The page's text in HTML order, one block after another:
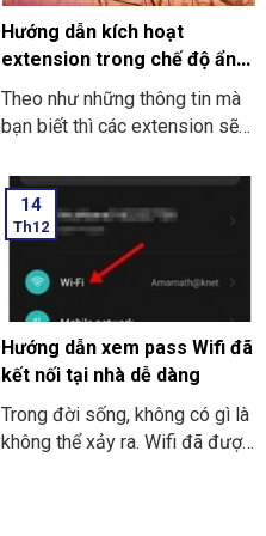
Hướng dẫn kích hoạt
extension trong chế độ ẩn
danh ở Google Chrome
Theo như những thông tin mà
bạn biết thì các extension sẽ
tab ẩn danh ở trên Google
Chrome. Trong bài viết này
THIÊN SƠN COMPUTER sẽ
chỉ cho bạn cách kích hoạt
extension nhé.
14
Th12
Hướng dẫn xem pass Wifi đã
kết nối tại nhà dễ dàng
Trong đời sống, không có gì là
không thể xảy ra. Wifi đã được